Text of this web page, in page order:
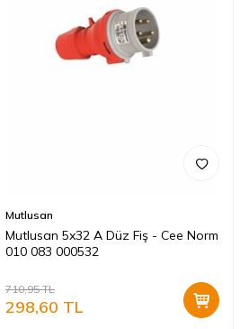
Mutlusan
Mutlusan 5x32 A Düz Fiş - Cee Norm
010 083 000532
710,95TL
298,60 TL